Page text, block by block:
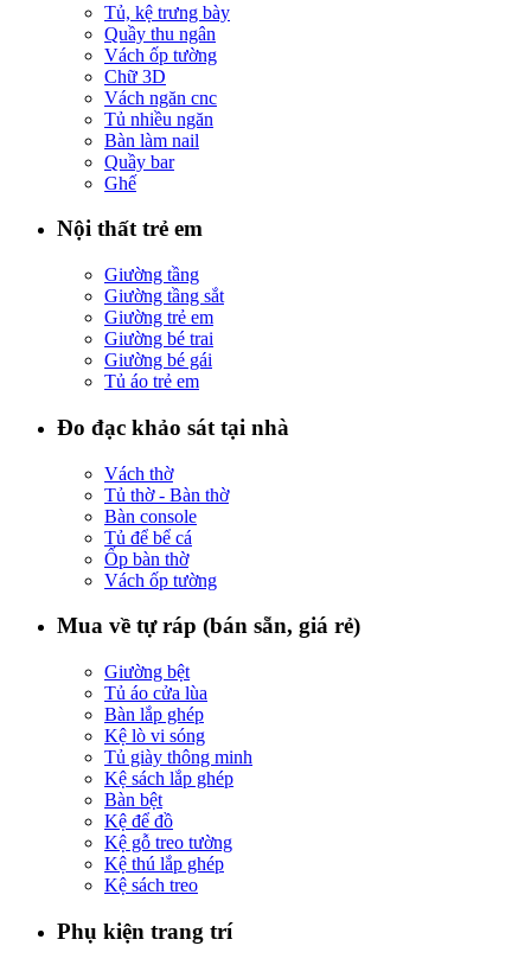
Tủ, kệ trưng bày
Quầy thu ngân
Vách ốp tường
Chữ 3D
Vách ngăn cnc
Tủ nhiều ngăn
Bàn làm nail
Quầy bar
Ghế
Nội thất trẻ em
Giường tầng
Giường tầng sắt
Giường trẻ em
Giường bé trai
Giường bé gái
Tủ áo trẻ em
Đo đạc khảo sát tại nhà
Vách thờ
Tủ thờ - Bàn thờ
Bàn console
Tủ để bể cá
Ốp bàn thờ
Vách ốp tường
Mua về tự ráp (bán sẵn, giá rẻ)
Giường bệt
Tủ áo cửa lùa
Bàn lắp ghép
Kệ lò vi sóng
Tủ giày thông minh
Kệ sách lắp ghép
Bàn bệt
Kệ để đồ
Kệ gỗ treo tường
Kệ thú lắp ghép
Kệ sách treo
Phụ kiện trang trí